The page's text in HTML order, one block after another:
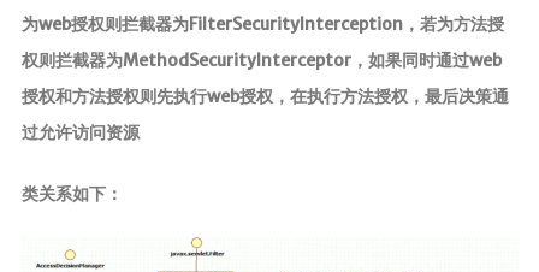
为web授权则拦截器为FilterSecurityInterception，若为方法授
权则拦截器为MethodSecurityInterceptor，如果同时通过web
授权和方法授权则先执行web授权，在执行方法授权，最后决策通
过允许访问资源
类关系如下：